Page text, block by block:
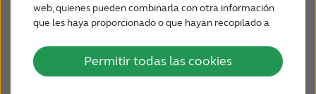
web, quienes pueden combinarla con otra información
que les haya proporcionado o que hayan recopilado a
Permitir todas las cookies
BLOG
PARA PROFESIONALES
Puede descargarse material de la web siempre y
cuando lo utilice exclusivamente con fines
personales y respete, y mantenga intacto todo lo